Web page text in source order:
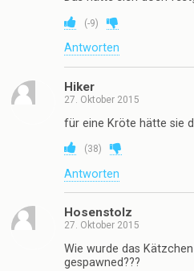
(-9)
Antworten
Hiker
27. Oktober 2015
für eine Kröte hätte sie
(38)
Antworten
Hosenstolz
27. Oktober 2015
Wie wurde das
gespawned???